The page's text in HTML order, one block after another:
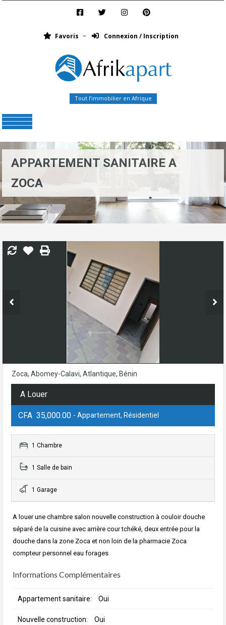
Favoris Connexion / Inscription
Tout l’immobilier en Afrique
APPARTEMENT SANITAIRE A
ZOCA
Zoca, Abomey-Calavi, Atlantique, Bénin
A Louer
CFA 35,000.00 - Appartement, Résidentiel
1 Chambre
1 Salle de bain
1 Garage
A louer une chambre salon nouvelle construction à couloir douche
séparé de la cuisine avec arrière cour tchéké, deux entrée pour la
douche dans la zone Zoca et non loin de la pharmacie Zoca
compteur personnel eau forages
Informations Complémentaires
Appartement sanitaire: Oui
Nouvelle construction: Oui